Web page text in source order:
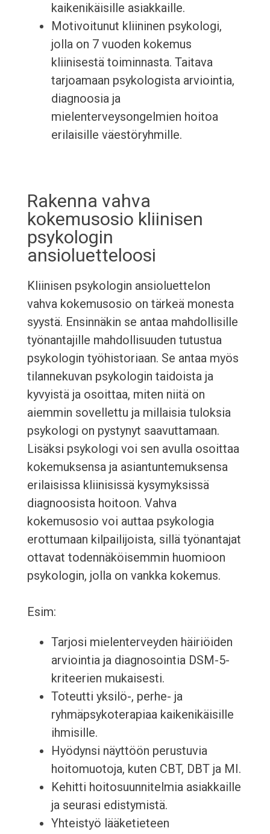
kaikenikäisille asiakkaille.
Motivoitunut kliininen psykologi,
jolla on 7 vuoden kokemus
kliinisestä toiminnasta. Taitava
tarjoamaan psykologista arviointia,
diagnoosia ja
mielenterveysongelmien hoitoa
erilaisille väestöryhmille.
Rakenna vahva
kokemusosio kliinisen
psykologin
ansioluetteloosi
Kliinisen psykologin ansioluettelon
vahva kokemusosio on tärkeä monesta
syystä. Ensinnäkin se antaa mahdollisille
työnantajille mahdollisuuden tutustua
psykologin työhistoriaan. Se antaa myös
tilannekuvan psykologin taidoista ja
kyvyistä ja osoittaa, miten niitä on
aiemmin sovellettu ja millaisia tuloksia
psykologi on pystynyt saavuttamaan.
Lisäksi psykologi voi sen avulla osoittaa
kokemuksensa ja asiantuntemuksensa
erilaisissa kliinisissä kysymyksissä
diagnoosista hoitoon. Vahva
kokemusosio voi auttaa psykologia
erottumaan kilpailijoista, sillä työnantajat
ottavat todennäköisemmin huomioon
psykologin, jolla on vankka kokemus.
Esim:
Tarjosi mielenterveyden häiriöiden
arviointia ja diagnosointia DSM-5-
kriteerien mukaisesti.
Toteutti yksilö-, perhe- ja
ryhmäpsykoterapiaa kaikenikäisille
ihmisille.
Hyödynsi näyttöön perustuvia
hoitomuotoja, kuten CBT, DBT ja MI.
Kehitti hoitosuunnitelmia asiakkaille
ja seurasi edistymistä.
Yhteistyö lääketieteen